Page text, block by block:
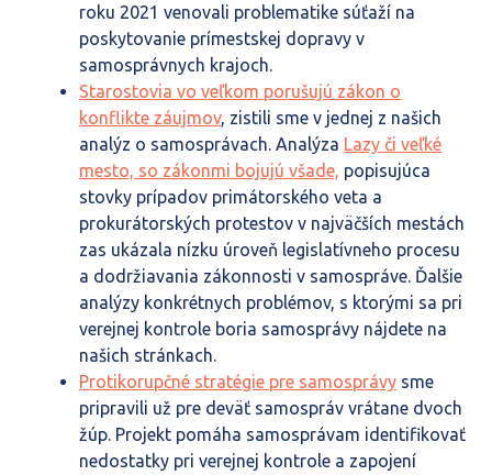
roku 2021 venovali problematike súťaží na
poskytovanie prímestskej dopravy v
samosprávnych krajoch.
Starostovia vo veľkom porušujú zákon o
konflikte záujmov, zistili sme v jednej z našich
analýz o samosprávach. Analýza Lazy či veľké
mesto, so zákonmi bojujú všade, popisujúca
stovky prípadov primátorského veta a
prokurátorských protestov v najväčších mestách
zas ukázala nízku úroveň legislatívneho procesu
a dodržiavania zákonnosti v samospráve. Ďalšie
analýzy konkrétnych problémov, s ktorými sa pri
verejnej kontrole boria samosprávy nájdete na
našich stránkach.
Protikorupčné stratégie pre samosprávy sme
pripravili už pre deväť samospráv vrátane dvoch
žúp. Projekt pomáha samosprávam identifikovať
nedostatky pri verejnej kontrole a zapojení